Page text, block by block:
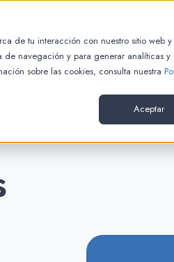
de tu interacción con nuestro sitio web y
de navegación y para generar analíticas y
sobre las cookies, consulta nuestra
Aceptar